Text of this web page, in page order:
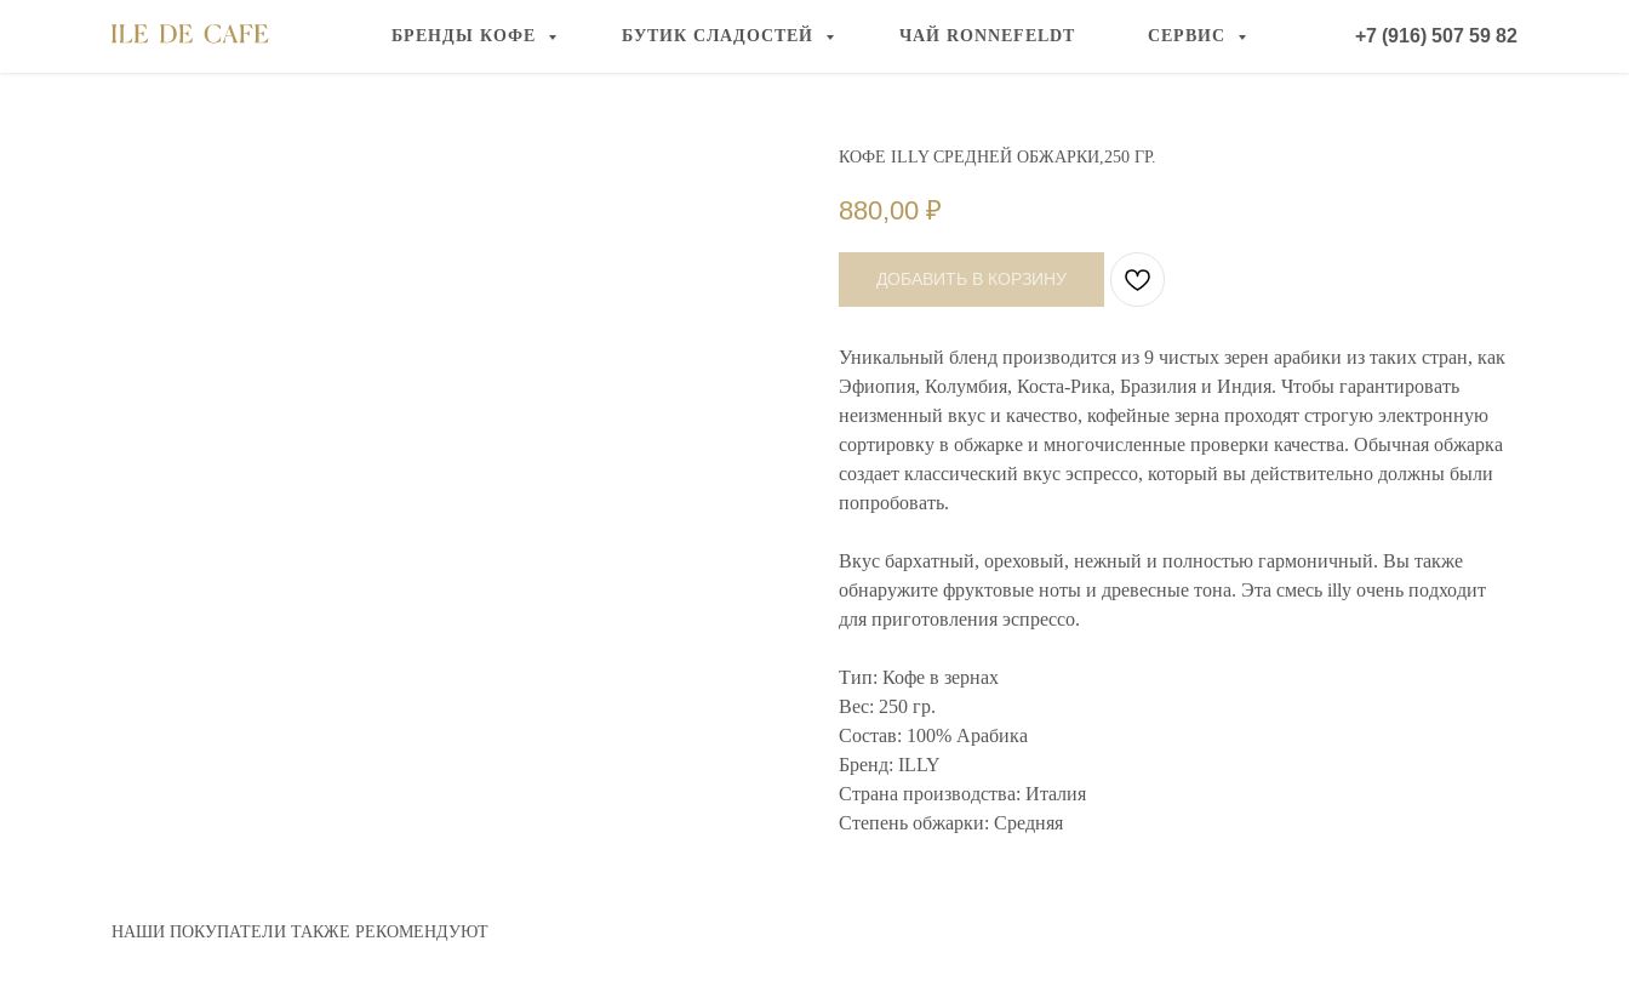
БРЕНДЫ КОФЕ БУТИК СЛАДОСТЕЙ ЧАЙ RONNEFELDT СЕРВИС +7 (916) 507 59 82
КОФЕ ILLY СРЕДНЕЙ ОБЖАРКИ,250 ГР.
880,00 ₽
ДОБАВИТЬ В КОРЗИНУ
Уникальный бленд производится из 9 чистых зерен арабики из таких стран, как
Эфиопия, Колумбия, Коста-Рика, Бразилия и Индия. Чтобы гарантировать
неизменный вкус и качество, кофейные зерна проходят строгую электронную
сортировку в обжарке и многочисленные проверки качества. Обычная обжарка
создает классический вкус эспрессо, который вы действительно должны были
попробовать.
Вкус бархатный, ореховый, нежный и полностью гармоничный. Вы также
обнаружите фруктовые ноты и древесные тона. Эта смесь illy очень подходит
для приготовления эспрессо.
Тип: Кофе в зернах
Вес: 250 гр.
Состав: 100% Арабика
Бренд: ILLY
Страна производства: Италия
Степень обжарки: Средняя
НАШИ ПОКУПАТЕЛИ ТАКЖЕ РЕКОМЕНДУЮТ